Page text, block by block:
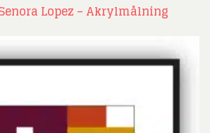
Lopez – Akrylmålning